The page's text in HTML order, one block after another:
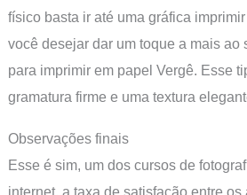
físico basta ir até uma gráfica
você desejar dar um toque a mais ao
para imprimir em papel Vergê. Esse
gramatura firme e uma textura
Observações finais
Esse é sim, um dos cursos de
internet, a taxa de satisfação entre